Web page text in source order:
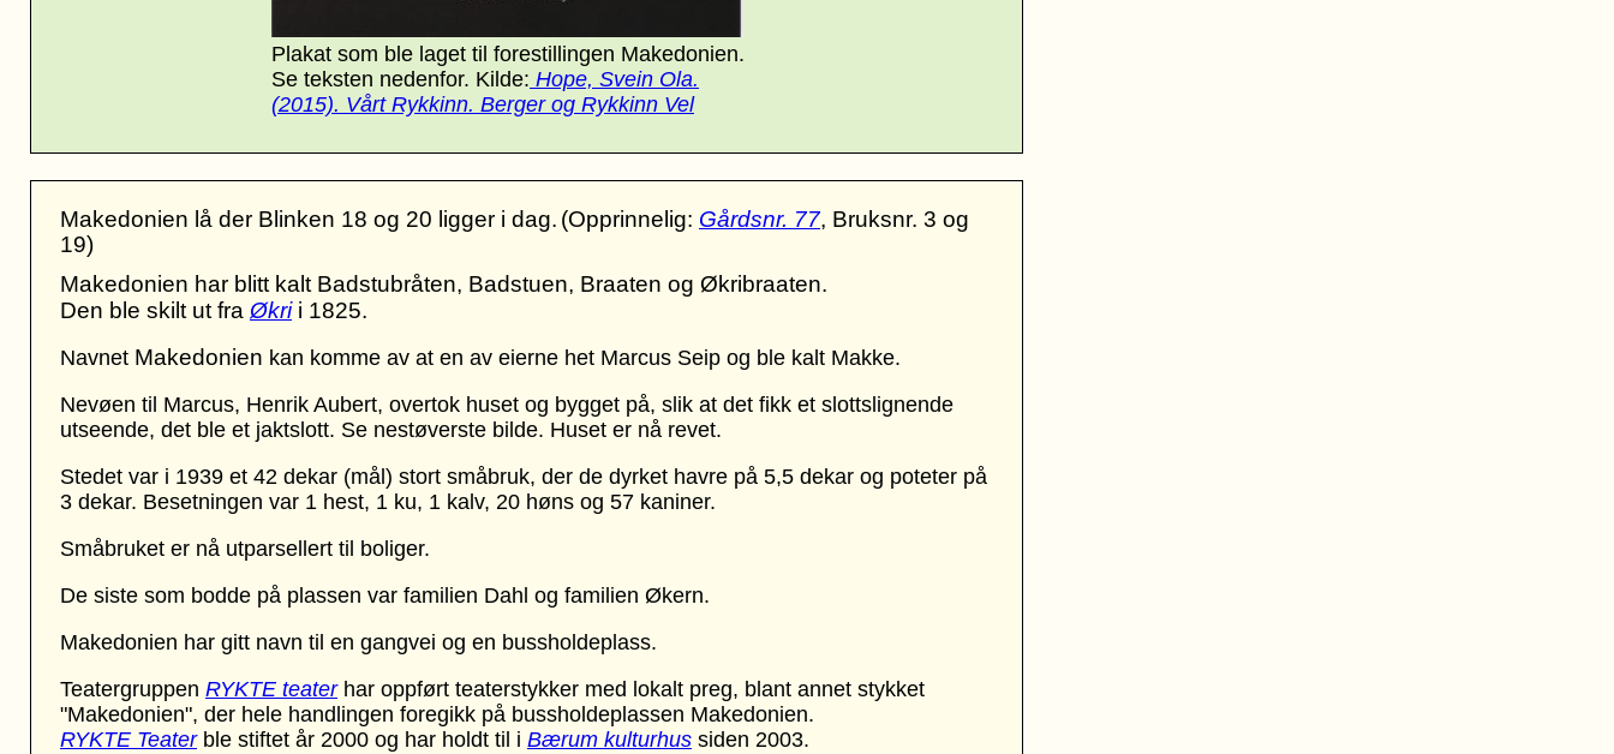
Makedonien lå der Blinken 18 og 20 ligger i dag. (Opprinnelig: Gårdsnr. 77, Bruksnr. 3 og
19)
Makedonien har blitt kalt Badstubråten, Badstuen, Braaten og Økribraaten.
Den ble skilt ut fra Økrii 1825.
Navnet Makedonien kan komme av at en av eierne het Marcus Seip og ble kalt Makke.
Nevøen til Marcus, Henrik Aubert, overtok huset og bygget på, slik at det fikk et slottslignende
utseende, det ble et jaktslott. Se nestøverste bilde. Huset er nå revet.
Stedet var i 1939 et 42 dekar (mål) stort småbruk, der de dyrket havre på 5,5 dekar og poteter på
3 dekar. Besetningen var 1 hest, 1 ku, 1 kalv, 20 høns og 57 kaniner.
Småbruket er nå utparsellert til boliger.
De siste som bodde på plassen var familien Dahl og familien Økern.
Makedonien har gitt navn til en gangvei og en bussholdeplass.
Teatergruppen RYKTE teaterhar oppført teaterstykker med lokalt preg, blant annet stykket
"Makedonien", der hele handlingen foregikk på bussholdeplassen Makedonien.
RYKTE Teaterble stiftet år 2000 og har holdt til i Bærum kulturhus siden 2003.
Plakat som ble laget til forestillingen Makedonien.
Se teksten nedenfor. Kilde: Hope, Svein Ola.
(2015). Vårt Rykkinn. Berger og Rykkinn Vel